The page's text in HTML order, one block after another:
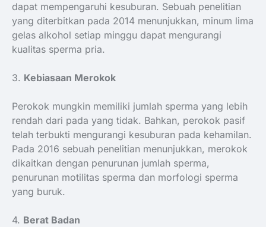
dapat mempengaruhi kesuburan. Sebuah penelitian
yang diterbitkan pada 2014 menunjukkan, minum lima
gelas alkohol setiap minggu dapat mengurangi
kualitas sperma pria.
3. Kebiasaan Merokok
Perokok mungkin memiliki jumlah sperma yang lebih
rendah dari pada yang tidak. Bahkan, perokok pasif
telah terbukti mengurangi kesuburan pada kehamilan.
Pada 2016 sebuah penelitian menunjukkan, merokok
dikaitkan dengan penurunan jumlah sperma,
penurunan motilitas sperma dan morfologi sperma
yang buruk.
4. Berat Badan